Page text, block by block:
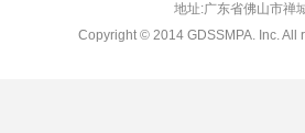
地址:广东省佛山市禅
Copyright © 2014 GDSSMPA. Inc. All